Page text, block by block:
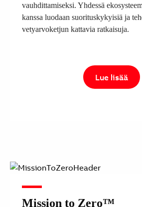
vauhdittamiseksi. Yhdessä
kanssa luodaan suorituskykyisiä ja
vetyarvoketjun kattavia ratkaisuja.
Lue lisää
Mission to Zero™